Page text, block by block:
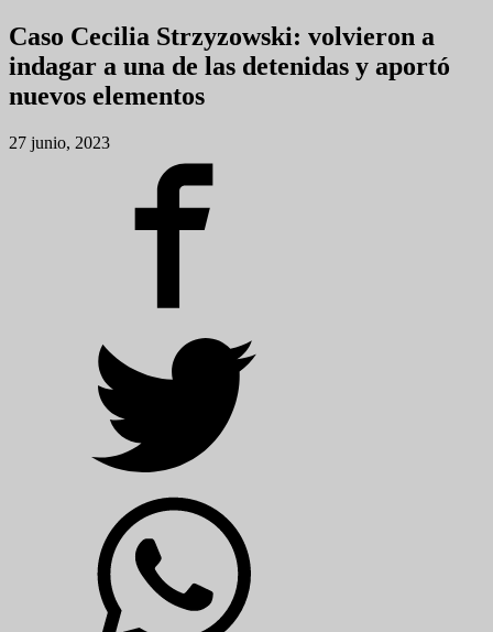
Caso Cecilia Strzyzowski: volvieron a
indagar a una de las detenidas y aportó
nuevos elementos
27 junio, 2023